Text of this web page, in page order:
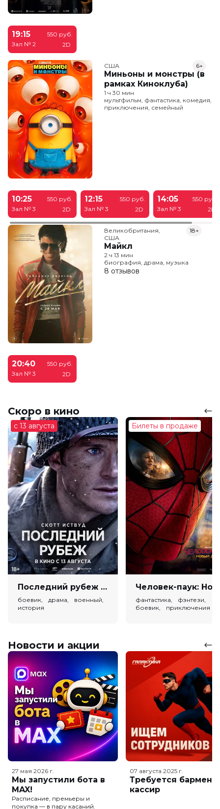
19:15
Зал № 2
550 руб.
2D
США
Миньоны и монстры (в
рамках Киноклуба)
6+
1 ч 30 мин
мультфильм, фантастика, комедия,
приключения, семейный
10:25
Зал № 3
550 руб.
2D
12:15
Зал № 3
550 руб.
2D
14:05
Зал № 3
550 руб.
2D
Великобритания,
США
Майкл
18+
2 ч 13 мин
биография, драма, музыка
8 отзывов
20:40
Зал № 3
550 руб.
2D
Скоро в кино
с 13 августа
Последний рубеж (18+)
боевик, драма, военный,
история
Билеты в продаже
фантастика, фэнтези,
боевик, приключения
Новости и акции
27 мая 2026 г.
Мы запустили бота в
MAX!
Расписание, премьеры и
покупка — в пару касаний.
07 августа 2025 г.
Требуется бармен-
кассир